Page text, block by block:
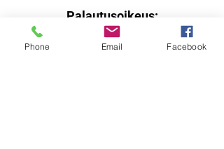
Palautusoikeus:
Sinulla on oikeus palauttaa
verkkokaupasta ostamasi tuotteet
Phone Email Facebook